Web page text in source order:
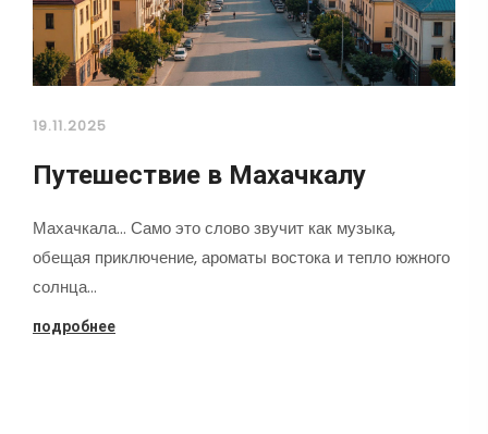
19.11.2025
Путешествие в Махачкалу
Махачкала... Само это слово звучит как музыка,
обещая приключение, ароматы востока и тепло южного
солнца…
подробнее